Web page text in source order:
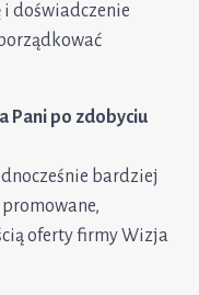
doświadczenie
Pani po zdobyciu
bardziej
oferty firmy Wizja